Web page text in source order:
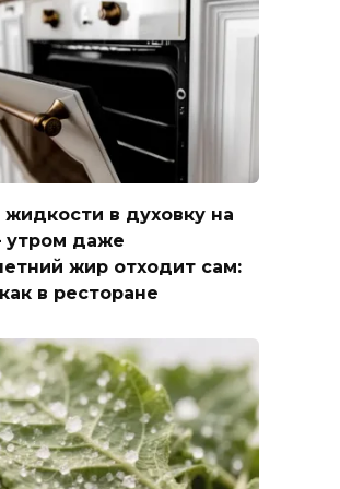
жидкости в духовку на
утром даже
жир отходит сам:
в ресторане